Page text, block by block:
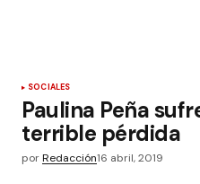
SOCIALES
Paulina Peña
terrible pérdida
porRedacción16 abril, 2019